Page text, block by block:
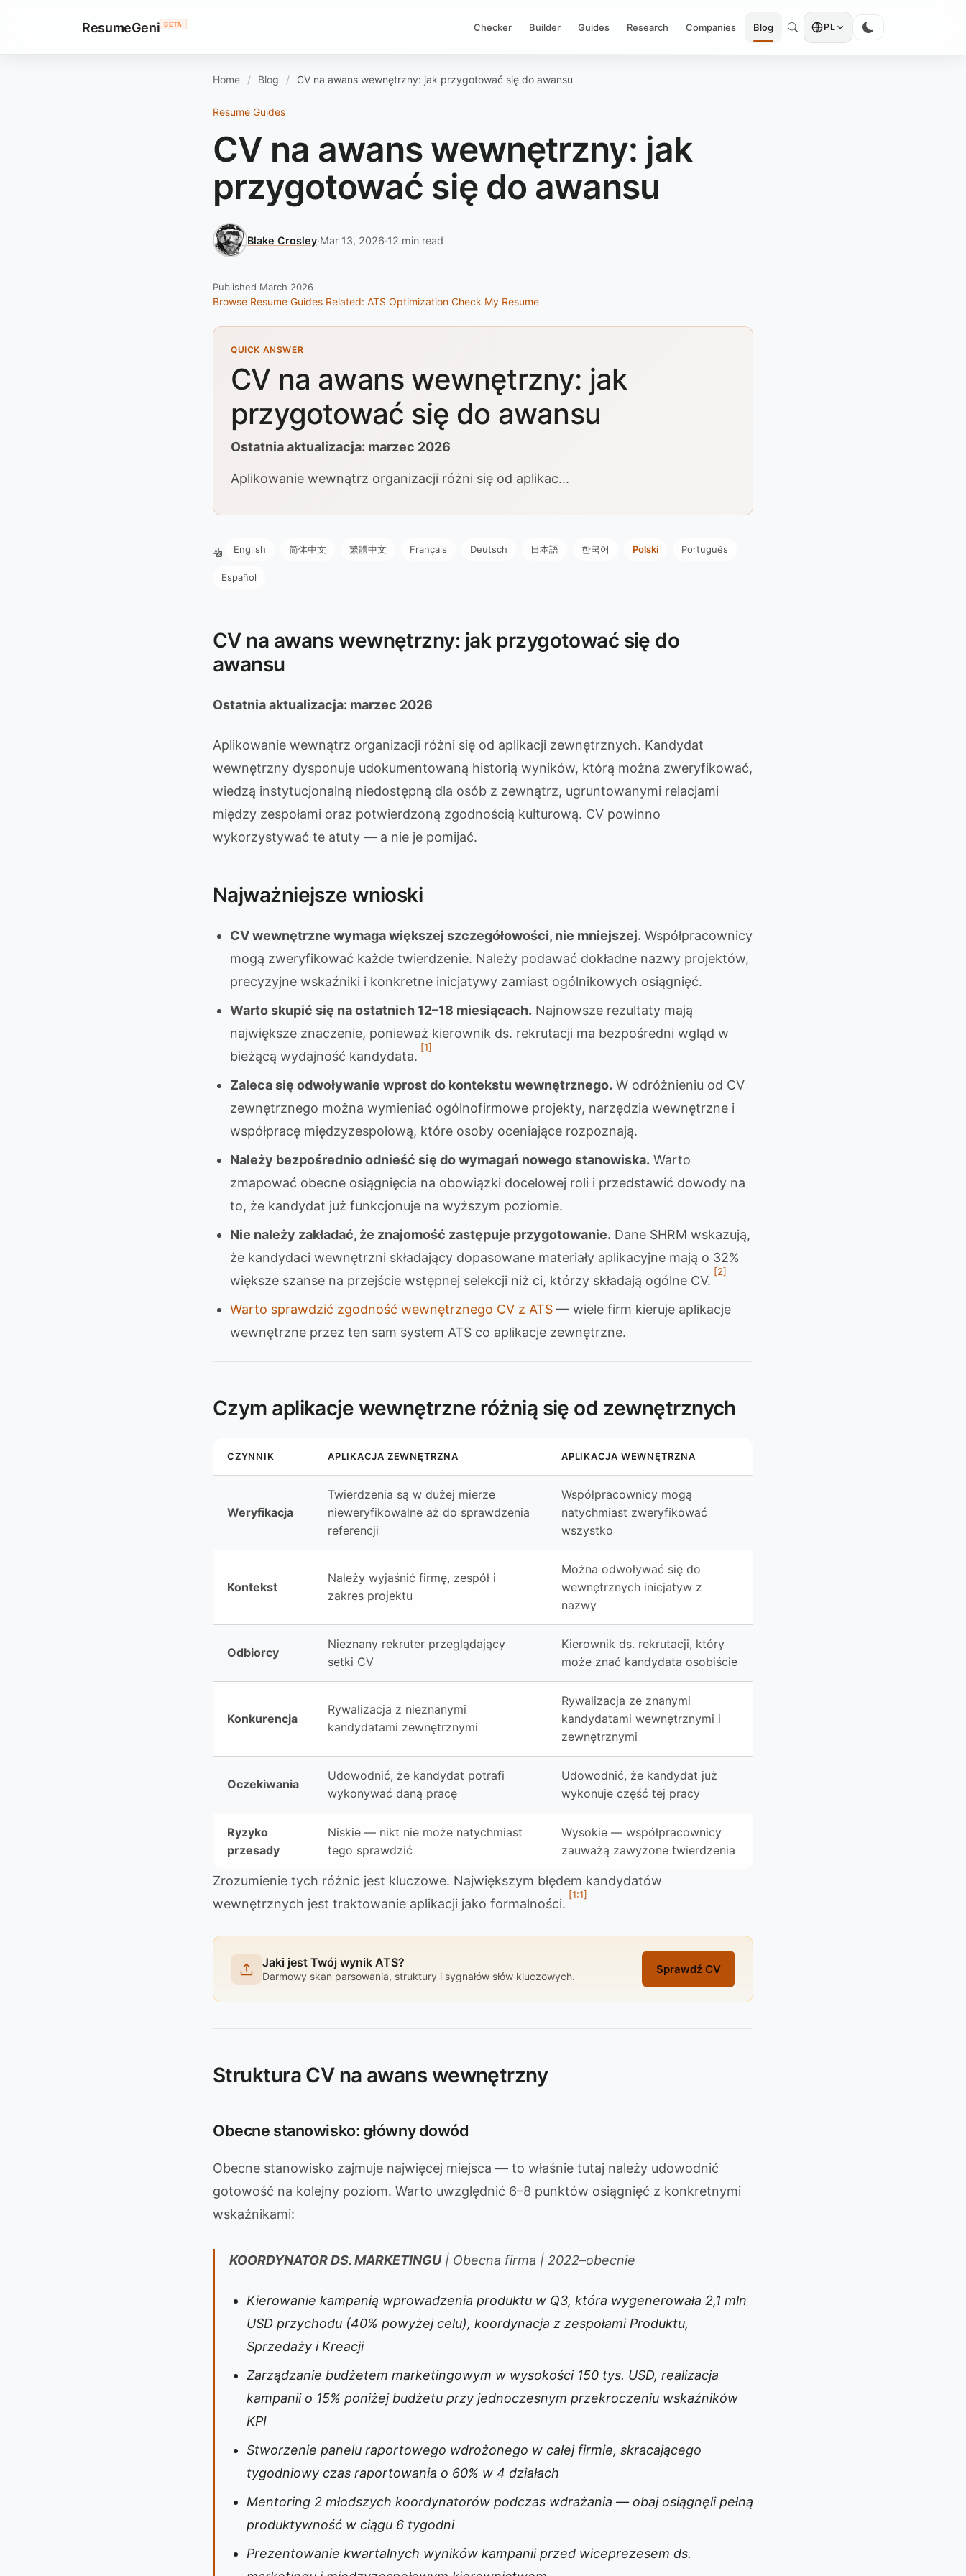
ResumeGeni BETA Checker Builder Guides Research Companies Blog PL
Home Blog CV na awans wewnętrzny: jak przygotować się do awansu
Resume Guides
CV na awans wewnętrzny: jak
przygotować się do awansu
Blake Crosley·Mar 13, 2026·12 min read
Published March 2026
Browse Resume Guides Related: ATS Optimization Check My Resume
QUICK ANSWER
CV na awans wewnętrzny: jak
przygotować się do awansu
Ostatnia aktualizacja: marzec 2026
Aplikowanie wewnątrz organizacji różni się od aplikac...
English 简体中文 繁體中文 Français Deutsch 日本語 한국어 Polski Português
Español
CV na awans wewnętrzny: jak przygotować się do
awansu
Ostatnia aktualizacja: marzec 2026
Aplikowanie wewnątrz organizacji różni się od aplikacji zewnętrznych. Kandydat
wewnętrzny dysponuje udokumentowaną historią wyników, którą można zweryfikować,
wiedzą instytucjonalną niedostępną dla osób z zewnątrz, ugruntowanymi relacjami
między zespołami oraz potwierdzoną zgodnością kulturową. CV powinno
wykorzystywać te atuty — a nie je pomijać.
Najważniejsze wnioski
CV wewnętrzne wymaga większej szczegółowości, nie mniejszej. Współpracownicy
mogą zweryfikować każde twierdzenie. Należy podawać dokładne nazwy projektów,
precyzyjne wskaźniki i konkretne inicjatywy zamiast ogólnikowych osiągnięć.
Warto skupić się na ostatnich 12–18 miesiącach. Najnowsze rezultaty mają
największe znaczenie, ponieważ kierownik ds. rekrutacji ma bezpośredni wgląd w
bieżącą wydajność kandydata.
[1]
Zaleca się odwoływanie wprost do kontekstu wewnętrznego. W odróżnieniu od CV
zewnętrznego można wymieniać ogólnofirmowe projekty, narzędzia wewnętrzne i
współpracę międzyzespołową, które osoby oceniające rozpoznają.
Należy bezpośrednio odnieść się do wymagań nowego stanowiska. Warto
zmapować obecne osiągnięcia na obowiązki docelowej roli i przedstawić dowody na
to, że kandydat już funkcjonuje na wyższym poziomie.
Nie należy zakładać, że znajomość zastępuje przygotowanie. Dane SHRM wskazują,
że kandydaci wewnętrzni składający dopasowane materiały aplikacyjne mają o 32%
większe szanse na przejście wstępnej selekcji niż ci, którzy składają ogólne CV.
[2]
Warto sprawdzić zgodność wewnętrznego CV z ATS — wiele firm kieruje aplikacje
wewnętrzne przez ten sam system ATS co aplikacje zewnętrzne.
Czym aplikacje wewnętrzne różnią się od zewnętrznych
CZYNNIK APLIKACJA ZEWNĘTRZNA APLIKACJA WEWNĘTRZNA
Weryfikacja
Twierdzenia są w dużej mierze
nieweryfikowalne aż do sprawdzenia
referencji
Współpracownicy mogą
natychmiast zweryfikować
wszystko
Kontekst
Należy wyjaśnić firmę, zespół i
zakres projektu
Można odwoływać się do
wewnętrznych inicjatyw z
nazwy
Odbiorcy
Nieznany rekruter przeglądający
setki CV
Kierownik ds. rekrutacji, który
może znać kandydata osobiście
Konkurencja
Rywalizacja z nieznanymi
kandydatami zewnętrznymi
Rywalizacja ze znanymi
kandydatami wewnętrznymi i
zewnętrznymi
Oczekiwania
Udowodnić, że kandydat potrafi
wykonywać daną pracę
Udowodnić, że kandydat już
wykonuje część tej pracy
Ryzyko
przesady
Niskie — nikt nie może natychmiast
tego sprawdzić
Wysokie — współpracownicy
zauważą zawyżone twierdzenia
Zrozumienie tych różnic jest kluczowe. Największym błędem kandydatów
wewnętrznych jest traktowanie aplikacji jako formalności.
[1:1]
Jaki jest Twój wynik ATS?
Darmowy skan parsowania, struktury i sygnałów słów kluczowych.
Sprawdź CV
Struktura CV na awans wewnętrzny
Obecne stanowisko: główny dowód
Obecne stanowisko zajmuje najwięcej miejsca — to właśnie tutaj należy udowodnić
gotowość na kolejny poziom. Warto uwzględnić 6–8 punktów osiągnięć z konkretnymi
wskaźnikami:
KOORDYNATOR DS. MARKETINGU| Obecna firma | 2022–obecnie
Kierowanie kampanią wprowadzenia produktu w Q3, która wygenerowała 2,1 mln
USD przychodu (40% powyżej celu), koordynacja z zespołami Produktu,
Sprzedaży i Kreacji
Zarządzanie budżetem marketingowym w wysokości 150 tys. USD, realizacja
kampanii o 15% poniżej budżetu przy jednoczesnym przekroczeniu wskaźników
KPI
Stworzenie panelu raportowego wdrożonego w całej firmie, skracającego
tygodniowy czas raportowania o 60% w 4 działach
Mentoring 2 młodszych koordynatorów podczas wdrażania — obaj osiągnęli pełną
produktywność w ciągu 6 tygodni
Prezentowanie kwartalnych wyników kampanii przed wiceprezesem ds.